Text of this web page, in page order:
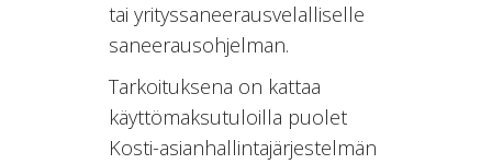
tai yrityssaneerausvelalliselle
saneerausohjelman.
Tarkoituksena on kattaa
käyttömaksutuloilla puolet
Kosti-asianhallintajärjestelmän